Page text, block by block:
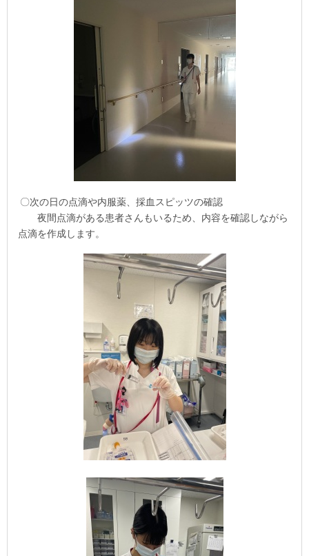
〇次の日の点滴や内服薬、採血スピッツの確認
夜間点滴がある患者さんもいるため、内容を確認しながら
点滴を作成します。